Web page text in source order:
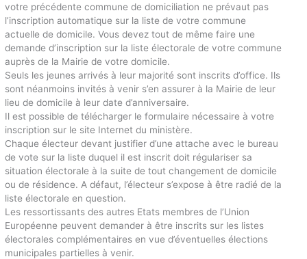
votre précédente commune de domiciliation ne prévaut pas
l’inscription automatique sur la liste de votre commune
actuelle de domicile. Vous devez tout de même faire une
demande d’inscription sur la liste électorale de votre commune
auprès de la Mairie de votre domicile.
Seuls les jeunes arrivés à leur majorité sont inscrits d’office. Ils
sont néanmoins invités à venir s’en assurer à la Mairie de leur
lieu de domicile à leur date d’anniversaire.
Il est possible de télécharger le formulaire nécessaire à votre
inscription sur le site Internet du ministère.
Chaque électeur devant justifier d’une attache avec le bureau
de vote sur la liste duquel il est inscrit doit régulariser sa
situation électorale à la suite de tout changement de domicile
ou de résidence. A défaut, l’électeur s’expose à être radié de la
liste électorale en question.
Les ressortissants des autres Etats membres de l’Union
Européenne peuvent demander à être inscrits sur les listes
électorales complémentaires en vue d’éventuelles élections
municipales partielles à venir.